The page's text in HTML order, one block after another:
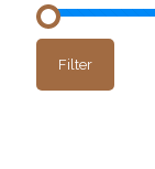
Filter